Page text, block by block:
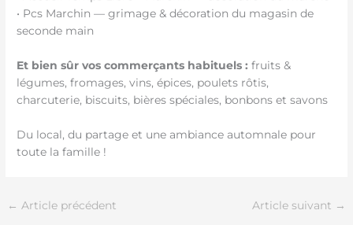
• Pcs Marchin — grimage & décoration du magasin de
seconde main
Et bien sûr vos commerçants habituels : fruits &
légumes, fromages, vins, épices, poulets rôtis,
charcuterie, biscuits, bières spéciales, bonbons et savons
Du local, du partage et une ambiance automnale pour
toute la famille !
← Article précédent Article suivant →